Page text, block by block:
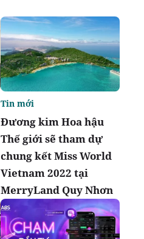
Đương kim Hoa hậu
Thế giới sẽ tham dự
chung kết Miss World
Vietnam 2022 tại
MerryLand Quy Nhơn
Tin mới